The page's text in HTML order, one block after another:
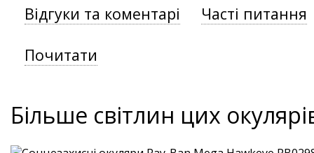
Відгуки та коментарі Часті питання
Почитати
Більше світлин цих